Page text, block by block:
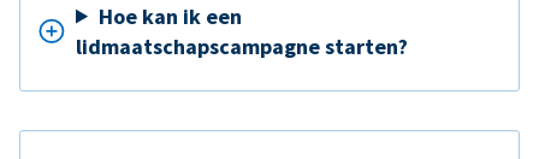
Hoe kan ik een
lidmaatschapscampagne starten?